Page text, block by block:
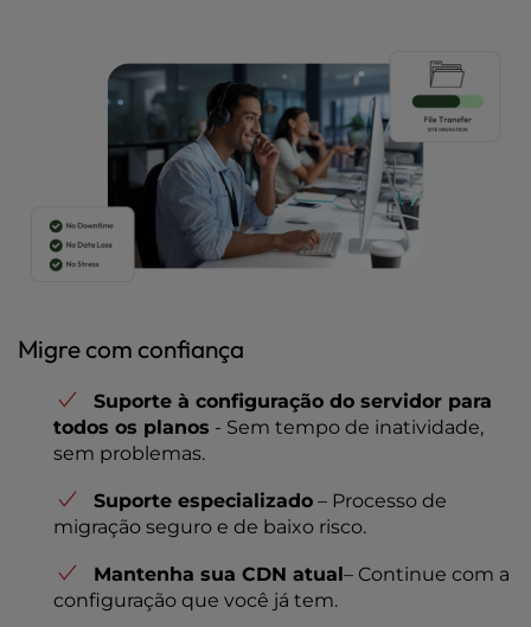
Migre com confiança
Suporte à configuração do servidor para
todos os planos - Sem tempo de inatividade,
sem problemas.
Suporte especializado – Processo de
migração seguro e de baixo risco.
Mantenha sua CDN atual– Continue com a
configuração que você já tem.